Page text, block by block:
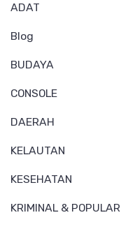
ADAT
Blog
BUDAYA
CONSOLE
DAERAH
KELAUTAN
KESEHATAN
KRIMINAL & POPULAR